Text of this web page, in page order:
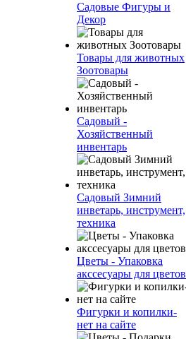
Садовые Фигуры и
Декор
Товары для животных
Зоотовары
Садовый -
Хозяйственный
инвентарь
Садовый Зимний
инветарь, инструмент,
техника
Цветы - Упаковка
акссесуары для цветов
Фигурки и копилки-
нет на сайте